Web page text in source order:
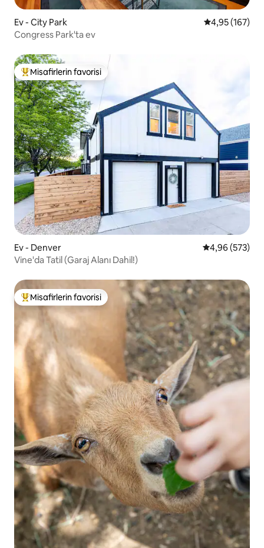
Ev - City Park 5 üzerinden
4,95 (167)
Congress Park'ta ev
Misafirlerin favorilerinden en beğenilenler arasında
Misafirlerin favorisi
Ev - Denver 5 üzerinden
4,96 (573)
Vine'da Tatil (Garaj Alanı Dahil!)
Misafirlerin favorilerinden en beğenilenler arasında
Misafirlerin favorisi